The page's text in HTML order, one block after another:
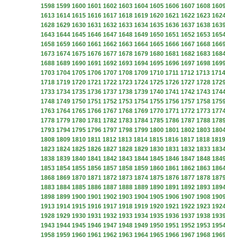
1598 1599 1600 1601 1602 1603 1604 1605 1606 1607 1608
1613 1614 1615 1616 1617 1618 1619 1620 1621 1622 1623
1628 1629 1630 1631 1632 1633 1634 1635 1636 1637 1638
1643 1644 1645 1646 1647 1648 1649 1650 1651 1652 1653
1658 1659 1660 1661 1662 1663 1664 1665 1666 1667 1668
1673 1674 1675 1676 1677 1678 1679 1680 1681 1682 1683
1688 1689 1690 1691 1692 1693 1694 1695 1696 1697 1698
1703 1704 1705 1706 1707 1708 1709 1710 1711 1712 1713 1714
1718 1719 1720 1721 1722 1723 1724 1725 1726 1727 1728
1733 1734 1735 1736 1737 1738 1739 1740 1741 1742 1743
1748 1749 1750 1751 1752 1753 1754 1755 1756 1757 1758
1763 1764 1765 1766 1767 1768 1769 1770 1771 1772 1773
1778 1779 1780 1781 1782 1783 1784 1785 1786 1787 1788
1793 1794 1795 1796 1797 1798 1799 1800 1801 1802 1803
1808 1809 1810 1811 1812 1813 1814 1815 1816 1817 1818 1819
1823 1824 1825 1826 1827 1828 1829 1830 1831 1832 1833
1838 1839 1840 1841 1842 1843 1844 1845 1846 1847 1848
1853 1854 1855 1856 1857 1858 1859 1860 1861 1862 1863
1868 1869 1870 1871 1872 1873 1874 1875 1876 1877 1878
1883 1884 1885 1886 1887 1888 1889 1890 1891 1892 1893
1898 1899 1900 1901 1902 1903 1904 1905 1906 1907 1908
1913 1914 1915 1916 1917 1918 1919 1920 1921 1922 1923
1928 1929 1930 1931 1932 1933 1934 1935 1936 1937 1938
1943 1944 1945 1946 1947 1948 1949 1950 1951 1952 1953
1958 1959 1960 1961 1962 1963 1964 1965 1966 1967 1968